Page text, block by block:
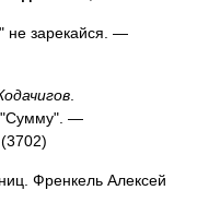
не зарекайся. —
"Сумму". —
Френкель Алексей